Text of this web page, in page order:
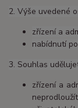
2. Výše uvedené
zřízení a
nabídnutí
3. Souhlas
zřízení a